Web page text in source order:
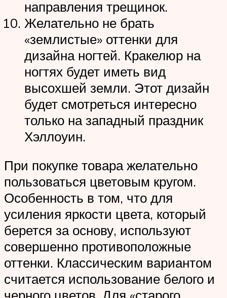
направления трещинок.
Желательно не брать
«землистые» оттенки для
дизайна ногтей. Кракелюр на
ногтях будет иметь вид
высохшей земли. Этот дизайн
будет смотреться интересно
только на западный праздник
Хэллоуин.
При покупке товара желательно
пользоваться цветовым кругом.
Особенность в том, что для
усиления яркости цвета, который
берется за основу, используют
совершенно противоположные
оттенки. Классическим вариантом
считается использование белого и